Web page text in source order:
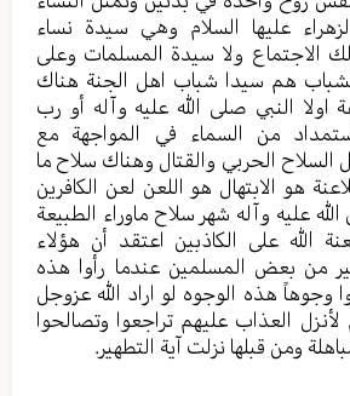
عليها السلام وهي سيدة نساء
الاجتماع ولا سيدة المسلمات وعلى
هم سيدا شباب اهل الجنة هناك
اولا النبي صلى الله عليه وآله أو رب
من السماء في المواجهة مع
السلاح الحربي والقتال وهناك سلاح ما
هو الابتهال هو اللعن لعن الكافرين
عليه وآله شهر سلاح ماوراء الطبيعة
الله على الكاذبين اعتقد أن هؤلاء
من بعض المسلمين عندما رأوا هذه
وجوهاً هذه الوجوه لو اراد الله عزوجل
العذاب عليهم تراجعوا وتصالحوا
ومن قبلها نزلت آية التطهير.